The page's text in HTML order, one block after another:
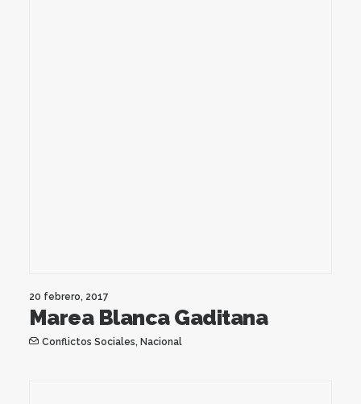
20 febrero, 2017
Marea Blanca Gaditana
Conflictos Sociales, Nacional